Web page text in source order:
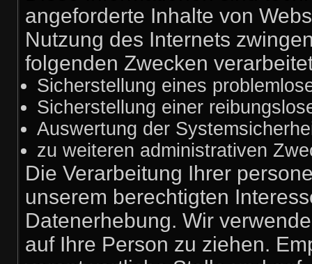
angeforderte Inhalte von
Nutzung des Internets
folgenden Zwecken
Sicherstellung eines
Sicherstellung einer
Auswertung der
zu weiteren administrativen
Die Verarbeitung Ihrer
unserem berechtigten
Datenerhebung. Wir
auf Ihre Person zu ziehen.